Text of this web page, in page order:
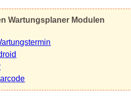
Wartungsplaner Modulen